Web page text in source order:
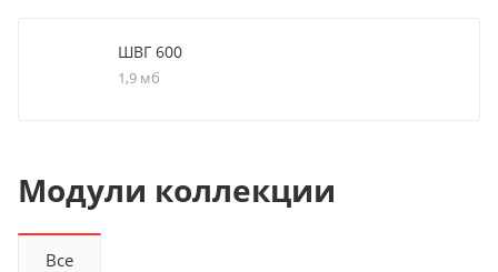
ШВГ 600
1,9 мб
Модули коллекции
Все